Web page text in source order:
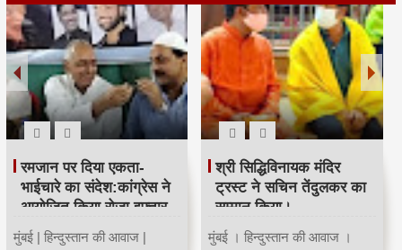
रमजान पर दिया एकता-
भाईचारे का संदेश:कांग्रेस ने
आयोजित किया रोजा इफ्तार
मुंबई | हिन्दुस्तान की आवाज |
श्री सिद्धिविनायक मंदिर
ट्रस्ट ने सचिन तेंदुलकर का
सम्मान किया।
मुंबई । हिन्दुस्तान की आवाज ।